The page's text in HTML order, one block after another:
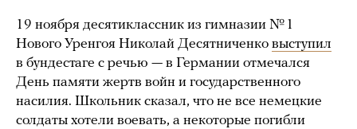
19 ноября десятиклассник из гимназии № 1
Нового Уренгоя Николай Десятниченко выступил
в бундестаге с речью — в Германии отмечался
День памяти жертв войн и государственного
насилия. Школьник сказал, что не все немецкие
солдаты хотели воевать, а некоторые погибли